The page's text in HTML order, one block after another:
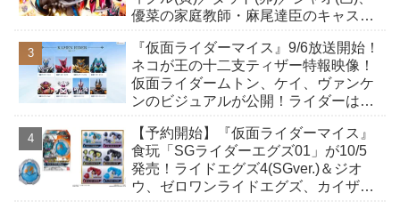
優菜の家庭教師・麻尾達臣のキャスト
んも変身！
『仮面ライダーマイス』9/6放送開始！
ネコが王の十二支ティザー特報映像！
仮面ライダームトン、ケイ、ヴァンケ
ンのビジュアルが公開！ライダーは子
【予約開始】『仮面ライダーマイス』
食玩「SGライダーエグズ01」が10/5
発売！ライドエグズ4(SGver.)＆ジオ
ウ、ゼロワンライドエグズ、カイザ、